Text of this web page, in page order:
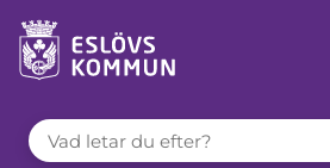
till innehåll
VAD LETAR DU EFTER?